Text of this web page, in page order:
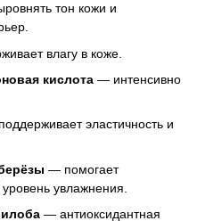
тон кожи и
влагу в коже.
кислота — интенсивно
эластичность и
— помогает
увлажнения.
— антиоксидантная